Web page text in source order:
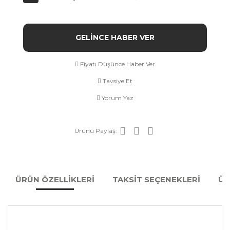
GELİNCE HABER VER
Fiyatı Düşünce Haber Ver
Tavsiye Et
Yorum Yaz
Ürünü Paylaş:
ÜRÜN ÖZELLİKLERİ TAKSİT SEÇENEKLERİ